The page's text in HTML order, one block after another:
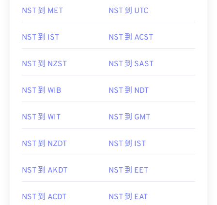
NST 到 MET NST 到 UTC
NST 到 IST NST 到 ACST
NST 到 NZST NST 到 SAST
NST 到 WIB NST 到 NDT
NST 到 WIT NST 到 GMT
NST 到 NZDT NST 到 IST
NST 到 AKDT NST 到 EET
NST 到 ACDT NST 到 EAT